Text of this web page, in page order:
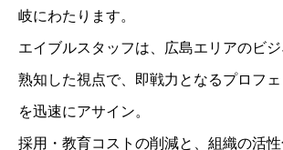
岐にわたります。
エイブルスタッフは、広島エリアのビ
熟知した視点で、即戦力となるプロフ
を迅速にアサイン。
採用・教育コストの削減と、組織の活